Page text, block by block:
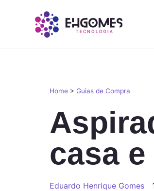
Home > Guias de Compra
casa
Eduardo Henrique Gomes